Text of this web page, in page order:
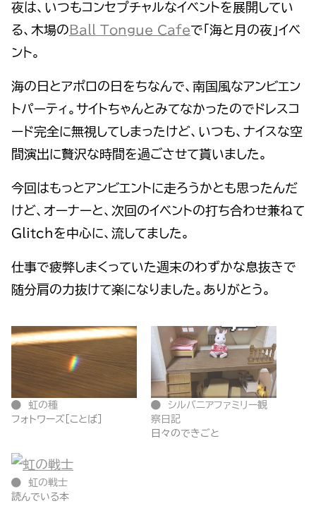
夜は、いつもコンセプチャルなイベントを展開してい
る、木場の Ball Tongue Cafeで「海と月の夜」イベ
ント。
海の日とアポロの日をちなんで、南国風なアンビエン
トパーティ。サイトちゃんとみてなかったのでドレスコ
ード完全に無視してしまったけど、いつも、ナイスな空
間演出に贅沢な時間を過ごさせて貰いました。
今回はもっとアンビエントに走ろうかとも思ったんだ
けど、オーナーと、次回のイベントの打ち合わせ兼ねて
Glitchを中心に、流してました。
仕事で疲弊しまくっていた週末のわずかな息抜きで
随分肩の力抜けて楽になりました。ありがとう。
虹の種
フォトワーズ[ことば]
シルバニアファミリー観
察日記
日々のできごと
虹の戦士
読んでいる本